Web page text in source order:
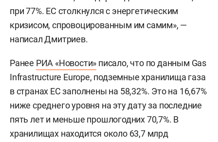
при 77%. ЕС столкнулся с энергетическим
кризисом, спровоцированным им самим», —
написал Дмитриев.
Ранее РИА «Новости» писало, что по данным Gas
Infrastructure Europe, подземные хранилища газа
в странах ЕС заполнены на 58,32%. Это на 16,67%
ниже среднего уровня на эту дату за последние
пять лет и меньше прошлогодних 70,7%. В
хранилищах находится около 63,7 млрд